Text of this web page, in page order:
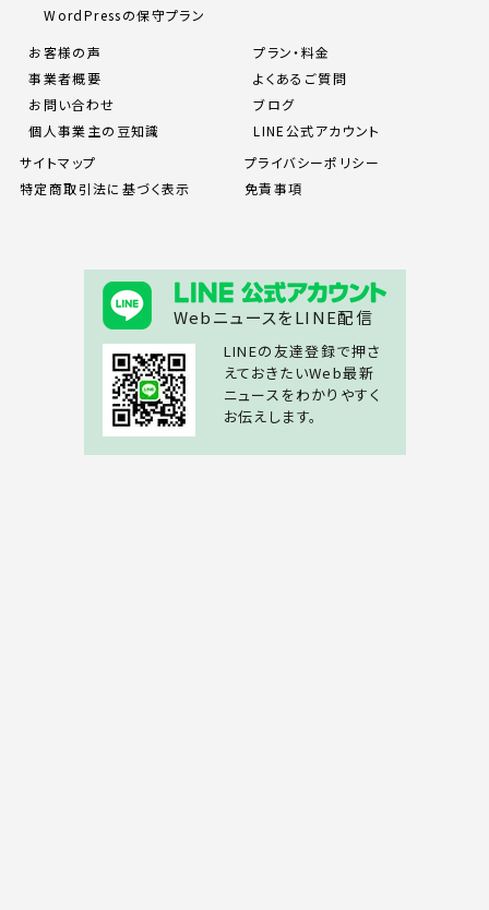
WordPressの保守プラン
お客様の声
プラン・料金
事業者概要
よくあるご質問
お問い合わせ
ブログ
個人事業主の豆知識
LINE公式アカウント
サイトマップ
プライバシーポリシー
特定商取引法に基づく表示
免責事項
WebニュースをLINE配信
LINEの友達登録で押さ
えておきたいWeb最新
ニュースをわかりやすく
お伝えします。